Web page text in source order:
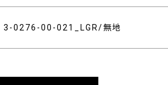
3-0276-00-021_LGR/無地